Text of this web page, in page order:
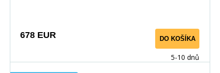
678 EUR DO KOŠÍKA
5-10 dnů